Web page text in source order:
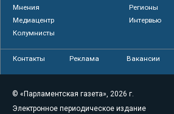
Мнения
Регионы
Медиацентр
Интервью
Колумнисты
Контакты Реклама Вакансии
© «Парламентская газета», 2026 г.
Электронное периодическое издание